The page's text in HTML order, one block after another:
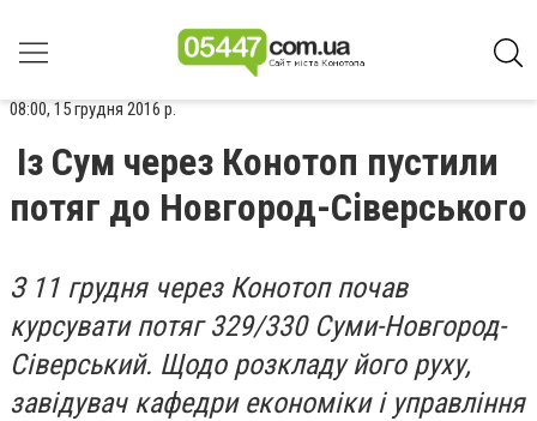
08:00, 15 грудня 2016 р.
Із Сум через Конотоп пустили
потяг до Новгород-Сіверського
З 11 грудня через Конотоп почав
курсувати потяг 329/330 Суми-Новгород-
Сіверський. Щодо розкладу його руху,
завідувач кафедри економіки і управління